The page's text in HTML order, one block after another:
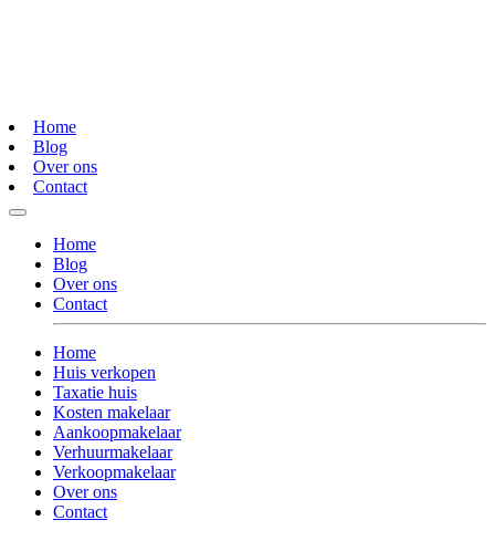
Home
Blog
Over ons
Contact
Home
Blog
Over ons
Contact
Home
Huis verkopen
Taxatie huis
Kosten makelaar
Aankoopmakelaar
Verhuurmakelaar
Verkoopmakelaar
Over ons
Contact